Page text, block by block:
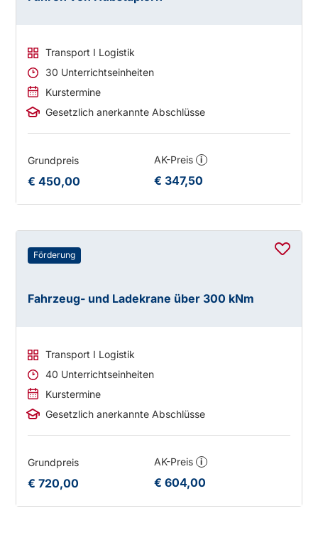
Transport I Logistik
30 Unterrichtseinheiten
Kurstermine
Gesetzlich anerkannte Abschlüsse
Grundpreis
€ 450,00
AK-Preis i
€ 347,50
Förderung
Fahrzeug- und Ladekrane über 300 kNm
Transport I Logistik
40 Unterrichtseinheiten
Kurstermine
Gesetzlich anerkannte Abschlüsse
Grundpreis
€ 720,00
AK-Preis i
€ 604,00